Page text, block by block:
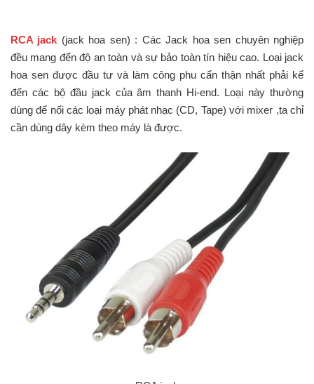
RCA jack (jack hoa sen) : Các Jack hoa sen chuyên nghiệp
đều mang đến độ an toàn và sự bảo toàn tín hiệu cao. Loại jack
hoa sen được đầu tư và làm công phu cẩn thận nhất phải kể
đến các bộ đầu jack của âm thanh Hi-end. Loại này thường
dùng để nối các loại máy phát nhạc (CD, Tape) với mixer ,ta chỉ
cần dùng dây kèm theo máy là được.